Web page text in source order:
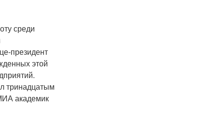
среди
президент
этой
тринадцатым
академик